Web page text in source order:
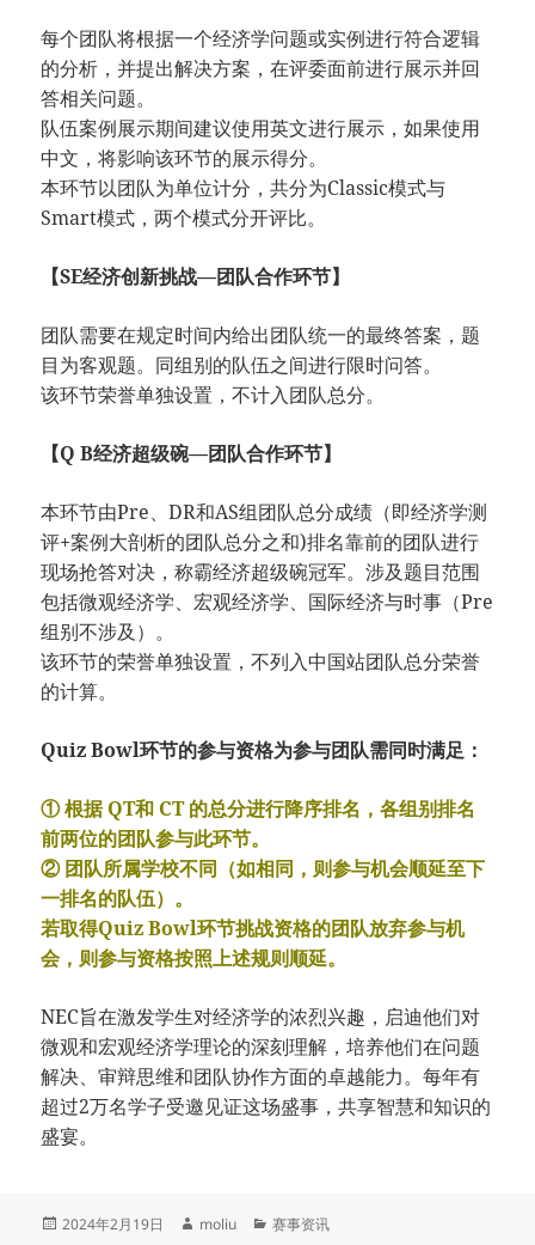
每个团队将根据一个经济学问题或实例进行符合逻辑
的分析，并提出解决方案，在评委面前进行展示并回
答相关问题。
队伍案例展示期间建议使用英文进行展示，如果使用
中文，将影响该环节的展示得分。
本环节以团队为单位计分，共分为Classic模式与
Smart模式，两个模式分开评比。
【SE经济创新挑战—团队合作环节】
团队需要在规定时间内给出团队统一的最终答案，题
目为客观题。同组别的队伍之间进行限时问答。
该环节荣誉单独设置，不计入团队总分。
【Q B经济超级碗—团队合作环节】
本环节由Pre、DR和AS组团队总分成绩（即经济学测
评+案例大剖析的团队总分之和)排名靠前的团队进行
现场抢答对决，称霸经济超级碗冠军。涉及题目范围
包括微观经济学、宏观经济学、国际经济与时事（Pre
组别不涉及）。
该环节的荣誉单独设置，不列入中国站团队总分荣誉
的计算。
Quiz Bowl环节的参与资格为参与团队需同时满足：
① 根据 QT和 CT 的总分进行降序排名，各组别排名
前两位的团队参与此环节。
② 团队所属学校不同（如相同，则参与机会顺延至下
一排名的队伍）。
若取得Quiz Bowl环节挑战资格的团队放弃参与机
会，则参与资格按照上述规则顺延。
NEC旨在激发学生对经济学的浓烈兴趣，启迪他们对
微观和宏观经济学理论的深刻理解，培养他们在问题
解决、审辩思维和团队协作方面的卓越能力。每年有
超过2万名学子受邀见证这场盛事，共享智慧和知识的
盛宴。
发
2024年2月19日
作
moliu
分
赛事资讯